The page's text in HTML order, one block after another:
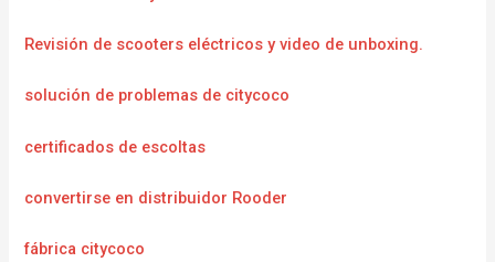
Revisión de scooters eléctricos y video de unboxing.
solución de problemas de citycoco
certificados de escoltas
convertirse en distribuidor Rooder
fábrica citycoco